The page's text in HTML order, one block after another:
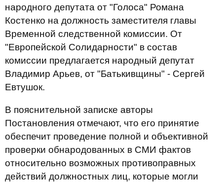
народного депутата от "Голоса" Романа
Костенко на должность заместителя главы
Временной следственной комиссии. От
"Европейской Солидарности" в состав
комиссии предлагается народный депутат
Владимир Арьев, от "Батькивщины" - Сергей
Евтушок.
В пояснительной записке авторы
Постановления отмечают, что его принятие
обеспечит проведение полной и объективной
проверки обнародованных в СМИ фактов
относительно возможных противоправных
действий должностных лиц, которые могли